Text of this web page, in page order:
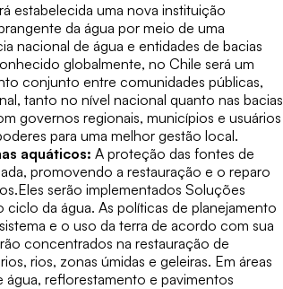
estabelecida uma nova instituição
da água por meio de uma
nacional de água e entidades de bacias
globalmente, no Chile será um
conjunto entre comunidades públicas,
tanto no nível nacional quanto nas bacias
governos regionais, municípios e usuários
para uma melhor gestão local.
aquáticos: A proteção das fontes de
promovendo a restauração e o reparo
serão implementados Soluções
ciclo da água. As políticas de planejamento
e o uso da terra de acordo com sua
concentrados na restauração de
rios, zonas úmidas e geleiras. Em áreas
reflorestamento e pavimentos